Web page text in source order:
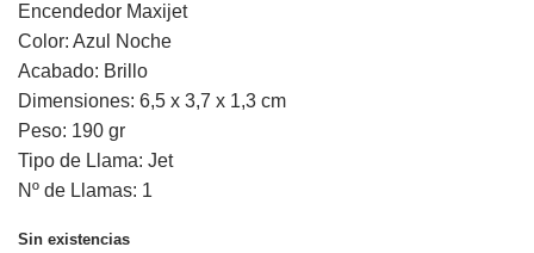
original
era:
169,00€.
Encendedor Maxijet
Color: Azul Noche
Acabado: Brillo
Dimensiones: 6,5 x 3,7 x 1,3 cm
Peso: 190 gr
Tipo de Llama: Jet
Nº de Llamas: 1
Sin existencias